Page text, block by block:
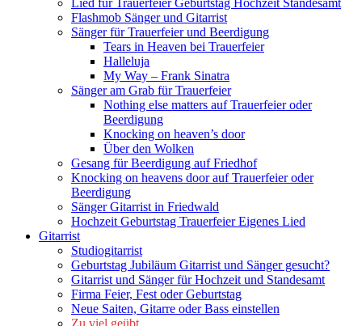
Flashmob Sänger und Gitarrist
Sänger für Trauerfeier und Beerdigung
Tears in Heaven bei Trauerfeier
Halleluja
My Way – Frank Sinatra
Sänger am Grab für Trauerfeier
Nothing else matters auf Trauerfeier oder
Beerdigung
Knocking on heaven’s door
Über den Wolken
Gesang für Beerdigung auf Friedhof
Knocking on heavens door auf Trauerfeier oder
Beerdigung
Sänger Gitarrist in Friedwald
Hochzeit Geburtstag Trauerfeier Eigenes Lied
Gitarrist
Studiogitarrist
Geburtstag Jubiläum Gitarrist und Sänger gesucht?
Gitarrist und Sänger für Hochzeit und Standesamt
Firma Feier, Fest oder Geburtstag
Neue Saiten, Gitarre oder Bass einstellen
Zu viel geübt